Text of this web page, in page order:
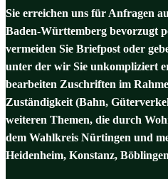
Sie erreichen uns für Anfragen
Baden-Württemberg bevorzugt
vermeiden Sie Briefpost oder
unter der wir Sie unkompliziert
bearbeiten Zuschriften im
Zuständigkeit (Bahn,
weiteren Themen, die durch
dem Wahlkreis Nürtingen und
Heidenheim, Konstanz,